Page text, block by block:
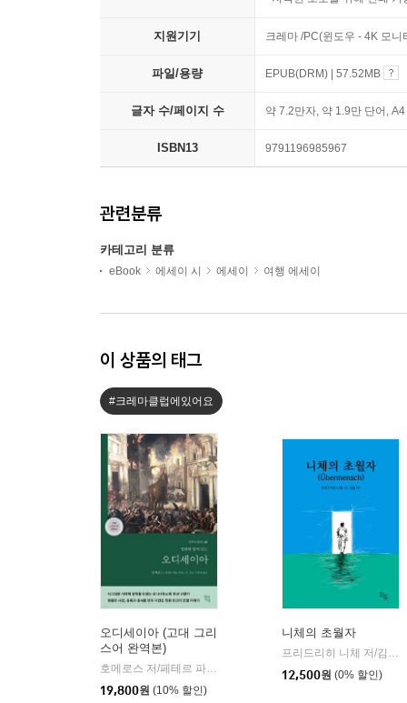
지원기기 크레마 /PC(윈도우 - 4K 모
파일/용량 EPUB(DRM) | 57.52MB
글자 수/페이지 수 약 7.2만자, 약 1.9만 단어,
ISBN13 9791196985967
관련분류
카테고리 분류
eBook 에세이 시 에세이 여행 에세이
이 상품의 태그
#크레마클럽에있어요
오디세이아 (고대 그리
스어 완역본)
| 현대지성
19,800원 (10% 할인)
니체의 초월자
12,500원 (0% 할인)